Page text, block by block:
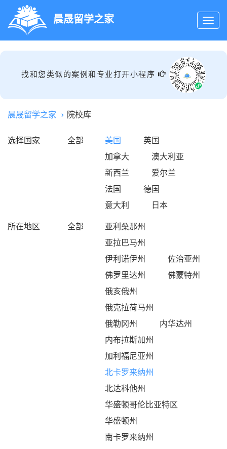
晨晟留学之家
找和您类似的案例和专业打开小程序
晨晟留学之家 院校库
选择国家 全部 美国
英国
加拿大
澳大利亚
新西兰
爱尔兰
法国
德国
意大利
日本
所在地区
全部
亚利桑那州
亚拉巴马州
伊利诺伊州
佐治亚州
佛罗里达州
佛蒙特州
俄亥俄州
俄克拉荷马州
俄勒冈州
内华达州
内布拉斯加州
加利福尼亚州
北卡罗来纳州
北达科他州
华盛顿哥伦比亚特区
华盛顿州
南卡罗来纳州